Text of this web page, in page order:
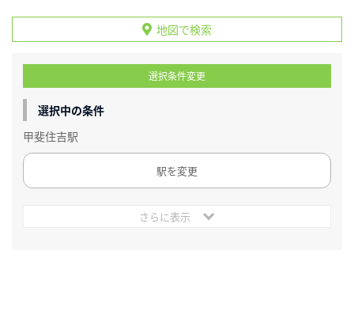
地図で検索
選択条件変更
選択中の条件
甲斐住吉駅
駅を変更
さらに表示